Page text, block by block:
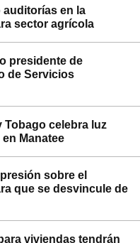
en la
sector agrícola
presidente de
de Servicios
Tobago celebra luz
Manatee
sobre el
que se desvincule de
viviendas tendrán